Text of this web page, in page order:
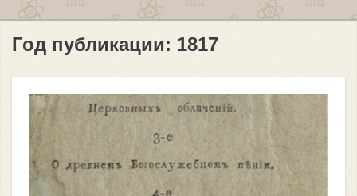
Год публикации: 1817